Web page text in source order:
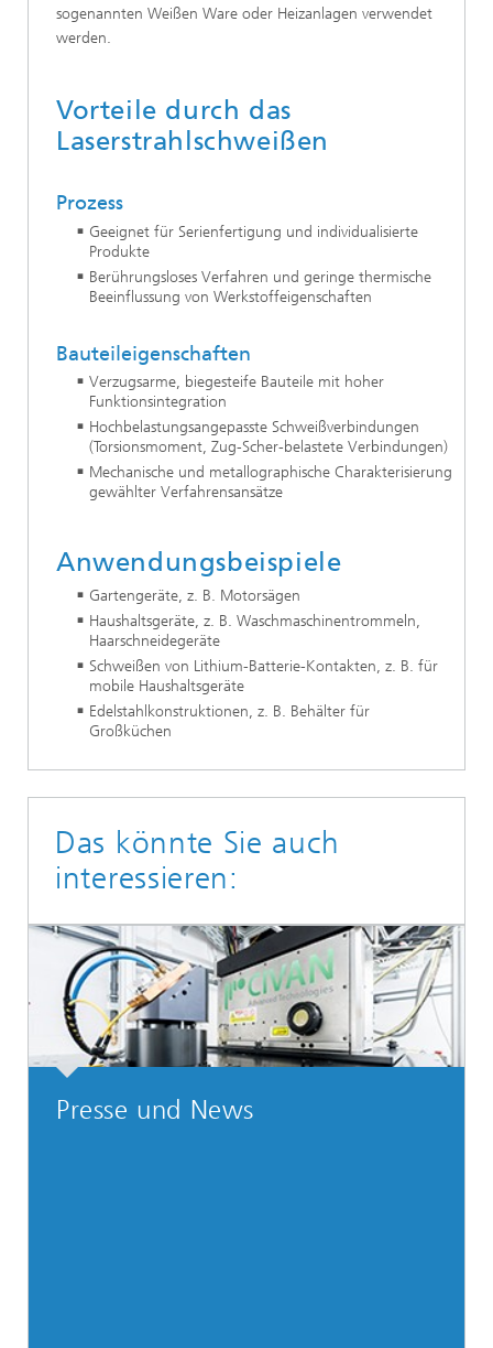
sogenannten Weißen Ware oder Heizanlagen verwendet
werden.
Vorteile durch das
Laserstrahlschweißen
Prozess
Geeignet für Serienfertigung und individualisierte
Produkte
Berührungsloses Verfahren und geringe thermische
Beeinflussung von Werkstoffeigenschaften
Bauteileigenschaften
Verzugsarme, biegesteife Bauteile mit hoher
Funktionsintegration
Hochbelastungsangepasste Schweißverbindungen
(Torsionsmoment, Zug-Scher-belastete Verbindungen)
Mechanische und metallographische Charakterisierung
gewählter Verfahrensansätze
Anwendungsbeispiele
Gartengeräte, z. B. Motorsägen
Haushaltsgeräte, z. B. Waschmaschinentrommeln,
Haarschneidegeräte
Schweißen von Lithium-Batterie-Kontakten, z. B. für
mobile Haushaltsgeräte
Edelstahlkonstruktionen, z. B. Behälter für
Großküchen
Das könnte Sie auch
interessieren:
Presse und News